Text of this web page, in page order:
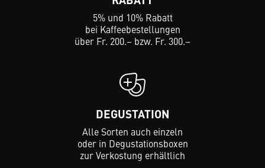
5% und 10% Rabatt
bei Kaffeebestellungen
über Fr. 200.– bzw. Fr. 300.–
DEGUSTATION
Alle Sorten auch einzeln
oder in Degustationsboxen
zur Verkostung erhältlich